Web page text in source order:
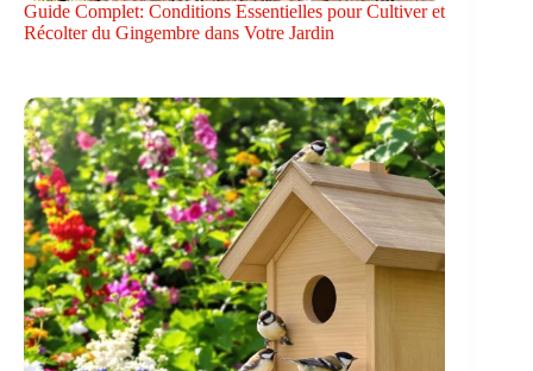
Guide Complet: Conditions Essentielles pour Cultiver et
Récolter du Gingembre dans Votre Jardin